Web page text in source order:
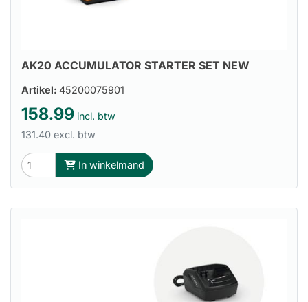
AK20 ACCUMULATOR STARTER SET NEW
Artikel: 45200075901
158.99 incl. btw
131.40 excl. btw
In winkelmand